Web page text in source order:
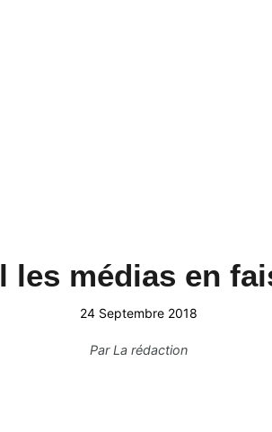
les médias en
24 Septembre 2018
ParLa rédaction